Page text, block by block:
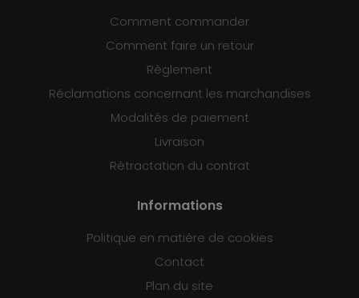
Comment commander
Comment faire un retour
Règlement
Réclamations concernant les marchandises
Modalités de paiement
Livraison
Rétractation du contrat
Informations
Politique en matière de cookies
Contact
Plan du site